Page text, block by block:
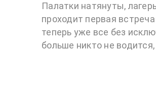
Палатки натянуты,
проходит первая
теперь уже все без
больше никто не